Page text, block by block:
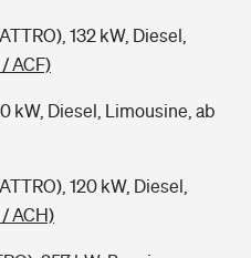
132 kW, Diesel,
ACF)
kW, Diesel, Limousine, ab
120 kW, Diesel,
ACH)